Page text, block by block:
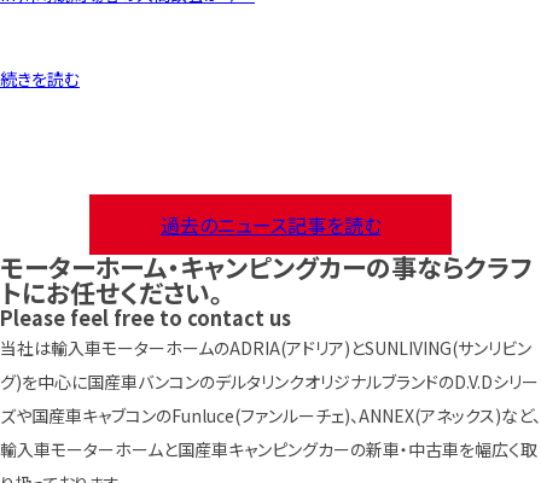
続きを読む
過去のニュース記事を読む
モーターホーム・キャンピングカーの事ならクラフ
トにお任せください。
Please feel free to contact us
当社は輸入車モーターホームのADRIA(アドリア)とSUNLIVING(サンリビン
グ)を中心に国産車バンコンのデルタリンクオリジナルブランドのD.V.Dシリー
ズや国産車キャブコンのFunluce(ファンルーチェ)、ANNEX(アネックス)など、
輸入車モーターホームと国産車キャンピングカーの新車・中古車を幅広く取